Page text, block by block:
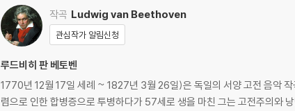
작곡 Ludwig van Beethoven
관심작가 알림신청
루드비히 판 베토벤
1770년 12월 17일 세례 ~ 1827년 3월 26일)은 독일의 서양 고전 음악
렴으로 인한 합병증으로 투병하다가 57세로 생을 마친 그는 고전주의와